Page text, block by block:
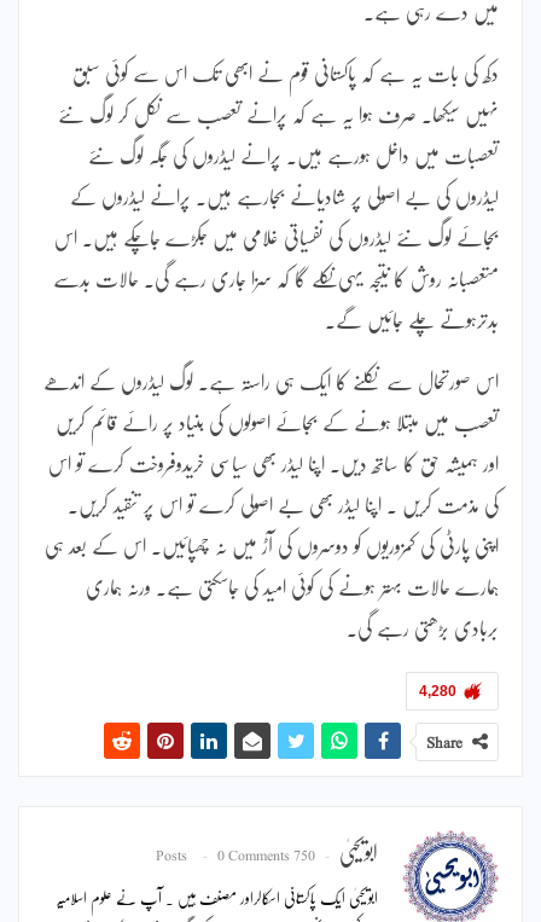
میں دے رہی ہے۔
دکھ کی بات یہ ہے کہ پاکستانی قوم نے ابھی تک اس سے کوئی سبق
نہیں سیکھا۔ صرف ہوا یہ ہے کہ پرانے تعصب سے نکل کر لوگ نئے
تعصبات میں داخل ہورہے ہیں۔ پرانے لیڈروں کی جگہ لوگ نئے
لیڈروں کی بے اصولی پر شادیانے بجارہے ہیں۔ پرانے لیڈروں کے
بجائے لوگ نئے لیڈروں کی نفسیاتی غلامی میں جکڑے جاچکے ہیں۔ اس
متعصبانہ روش کا نتیجہ یہی نکلے گا کہ سزا جاری رہے گی۔ حالات بدسے
بدترہوتے چلے جائیں گے۔
اس صورتحال سے نکلنے کا ایک ہی راستہ ہے۔ لوگ لیڈروں کے اندھے
تعصب میں مبتلا ہونے کے بجائے اصولوں کی بنیاد پر رائے قائم کریں
اور ہمیشہ حق کا ساتھ دیں۔ اپنا لیڈر بھی سیاسی خریدوفروخت کرے تو اس
کی مذمت کریں ۔ اپنا لیڈر بھی بے اصولی کرے تو اس پر تنقید کریں۔
اپنی پارٹی کی کمزوریوں کو دوسروں کی آڑ میں نہ چھپائیں۔ اس کے بعد ہی
ہمارے حالات بہتر ہونے کی کوئی امید کی جاسکتی ہے۔ ورنہ ہماری
بربادی بڑھتی رہے گی۔
4,280
Share
ابویحییٰ 750 Posts
0 Comments
ابویحییٰ ایک پاکستانی اسکالراور مصنف ہیں ۔ آپ نے علوم اسلامیہ